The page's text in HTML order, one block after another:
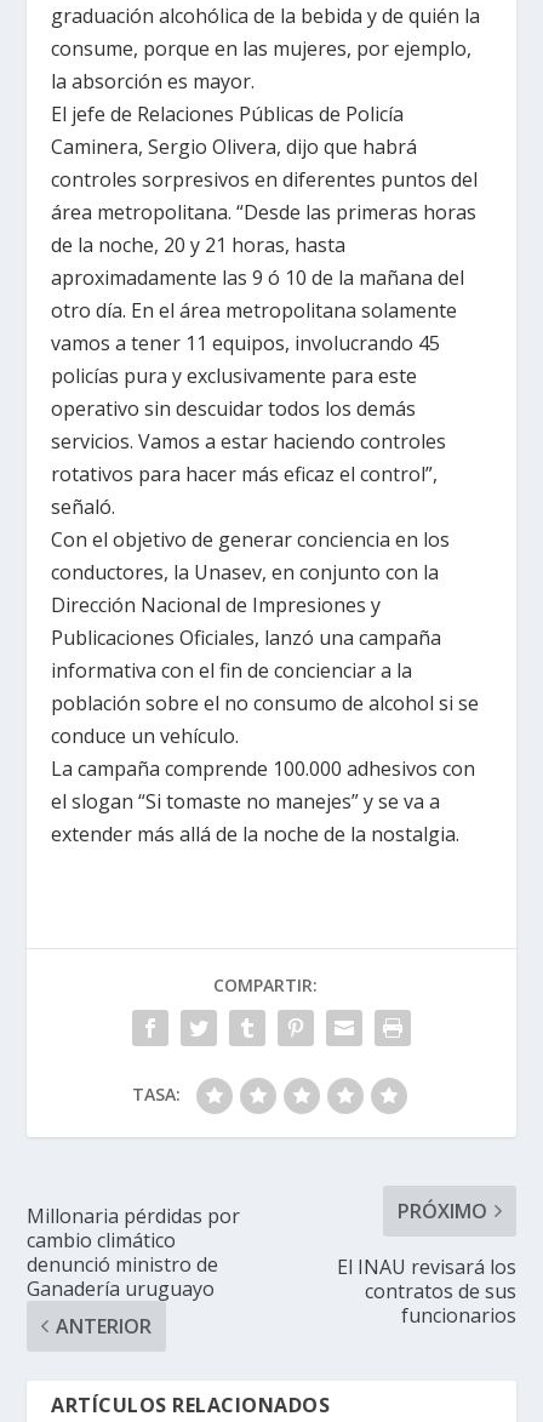
graduación alcohólica de la bebida y de quién la
consume, porque en las mujeres, por ejemplo,
la absorción es mayor.
El jefe de Relaciones Públicas de Policía
Caminera, Sergio Olivera, dijo que habrá
controles sorpresivos en diferentes puntos del
área metropolitana. “Desde las primeras horas
de la noche, 20 y 21 horas, hasta
aproximadamente las 9 ó 10 de la mañana del
otro día. En el área metropolitana solamente
vamos a tener 11 equipos, involucrando 45
policías pura y exclusivamente para este
operativo sin descuidar todos los demás
servicios. Vamos a estar haciendo controles
rotativos para hacer más eficaz el control”,
señaló.
Con el objetivo de generar conciencia en los
conductores, la Unasev, en conjunto con la
Dirección Nacional de Impresiones y
Publicaciones Oficiales, lanzó una campaña
informativa con el fin de concienciar a la
población sobre el no consumo de alcohol si se
conduce un vehículo.
La campaña comprende 100.000 adhesivos con
el slogan “Si tomaste no manejes” y se va a
extender más allá de la noche de la nostalgia.
COMPARTIR:
TASA:
Millonaria pérdidas por
cambio climático
denunció ministro de
Ganadería uruguayo
ANTERIOR
PRÓXIMO
El INAU revisará los
contratos de sus
funcionarios
ARTÍCULOS RELACIONADOS